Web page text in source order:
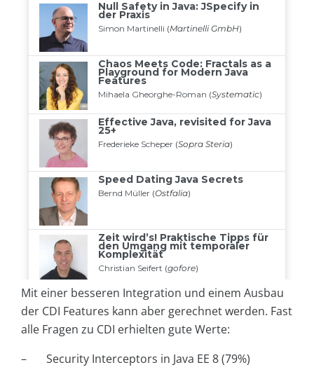
Mit einer besseren Integration und einem Ausbau
der CDI Features kann aber gerechnet werden. Fast
alle Fragen zu CDI erhielten gute Werte:
– Security Interceptors in Java EE 8 (79%)